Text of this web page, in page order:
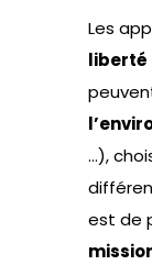
Les
liberté
…),
est de